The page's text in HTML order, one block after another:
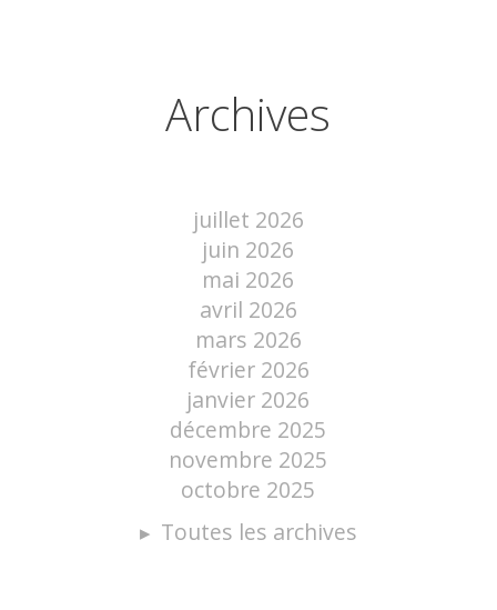
Archives
juillet 2026
juin 2026
mai 2026
avril 2026
mars 2026
février 2026
janvier 2026
décembre 2025
novembre 2025
octobre 2025
Toutes les archives